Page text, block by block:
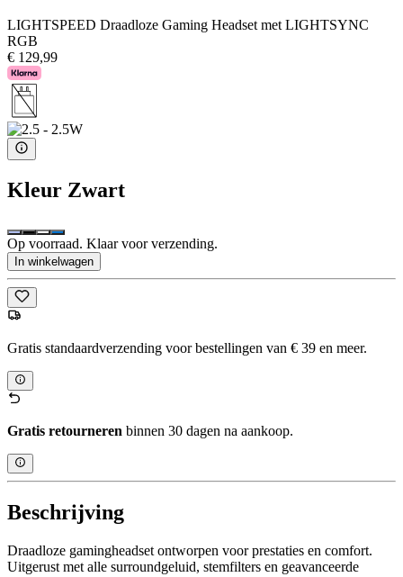
LIGHTSPEED Draadloze Gaming Headset met LIGHTSYNC
RGB
€ 129,99
Kleur Zwart
Op voorraad. Klaar voor verzending.
In winkelwagen
Gratis standaardverzending voor bestellingen van € 39 en meer.
Gratis retourneren binnen 30 dagen na aankoop.
Beschrijving
Draadloze gamingheadset ontworpen voor prestaties en comfort.
Uitgerust met alle surroundgeluid, stemfilters en geavanceerde